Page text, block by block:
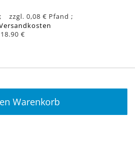
0,08 €
€
Warenkorb